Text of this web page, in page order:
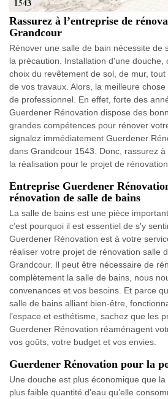
Rassurez à l’entreprise de
Grandcour
Rénover une salle de bain nécessite de
la précaution. Installation d'une douche,
choix du revêtement de sol, de mur,
de vos travaux. Alors, la meilleure chose
de professionnel. En effet, forte des
Guerdener Rénovation dispose des
grandes compétences pour rénover
signalez immédiatement Guerdener
dans Grandcour 1543. Donc, rassurez
la réalisation pour le projet de
Entreprise Guerdener
rénovation de salle de bains
La salle de bains est une pièce
c’est pourquoi il est essentiel de s'y
Guerdener Rénovation est à votre
réaliser votre projet de rénovation salle
Grandcour. Il peut être nécessaire de
complètement la salle de bains, nous
convenances et vos besoins. Et parce
salle de bains alliant bien-être,
l’espace et esthétisme, sachez que les
Guerdener Rénovation réaménagent
vos goûts, votre budget et vos envies.
Guerdener Rénovation pour la
Une douche est plus économique que
plus faible quantité d’eau qu’elle